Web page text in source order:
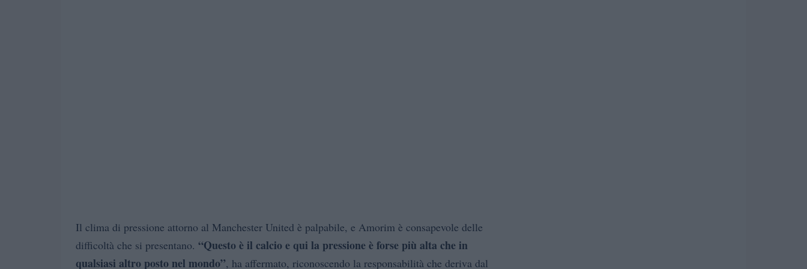
Il clima di pressione attorno al Manchester United è palpabile, e Amorim è consapevole delle
difficoltà che si presentano. “Questo è il calcio e qui la pressione è forse più alta che in
qualsiasi altro posto nel mondo”, ha affermato, riconoscendo la responsabilità che deriva dal